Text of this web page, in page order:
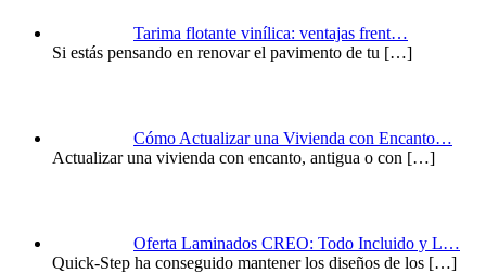
Tarima flotante vinílica: ventajas frent…
Si estás pensando en renovar el pavimento de tu […]
Cómo Actualizar una Vivienda con Encanto…
Actualizar una vivienda con encanto, antigua o con […]
Oferta Laminados CREO: Todo Incluido y L…
Quick-Step ha conseguido mantener los diseños de los […]